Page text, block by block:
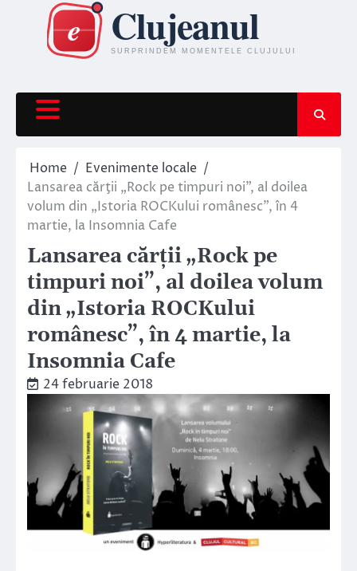
content
Home
Evenimente locale
Lansarea cărţii „Rock pe timpuri noi”, al doilea
volum din „Istoria ROCKului românesc”, în 4
martie, la Insomnia Cafe
Lansarea cărţii „Rock pe
timpuri noi”, al doilea volum
din „Istoria ROCKului
românesc”, în 4 martie, la
Insomnia Cafe
24 februarie 2018